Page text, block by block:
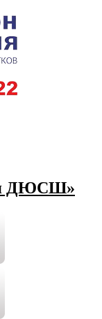
ДЮСШ»